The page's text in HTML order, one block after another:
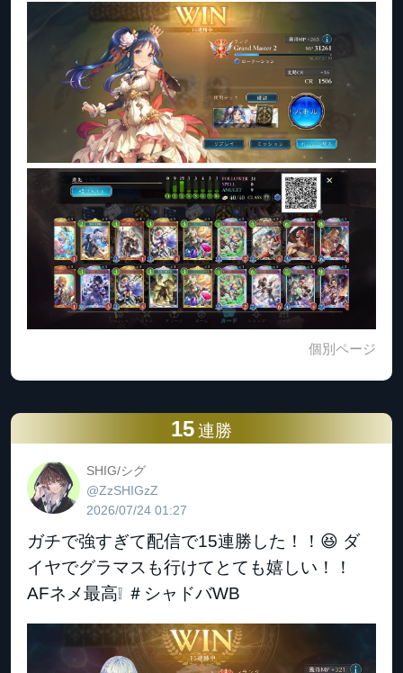
個別ページ
15 連勝
SHIG/シグ
@ZzSHIGzZ
2026/07/24 01:27
ガチで強すぎて配信で15連勝した！！😆 ダ
イヤでグラマスも行けてとても嬉しい！！
AFネメ最高❕ ＃シャドバWB